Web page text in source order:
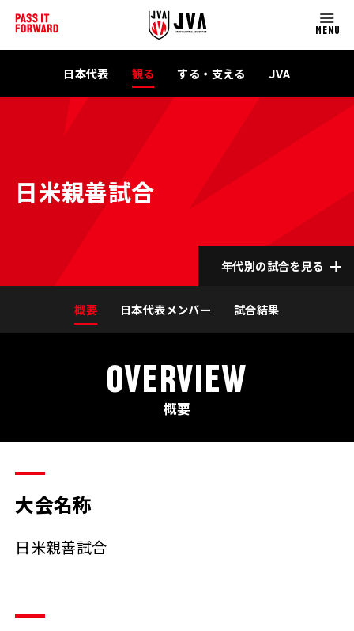
MENU
日本代表 観る する・支える JVA
日米親善試合
年代別の試合を見る
概要 日本代表メンバー 試合結果
OVERVIEW
概要
大会名称
日米親善試合